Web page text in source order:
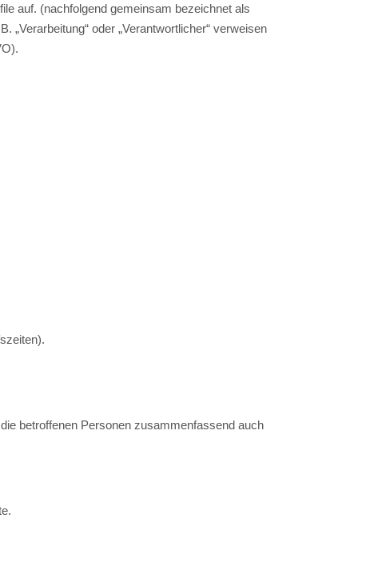
auf. (nachfolgend gemeinsam bezeichnet als
„Verarbeitung“ oder „Verantwortlicher“ verweisen
betroffenen Personen zusammenfassend auch